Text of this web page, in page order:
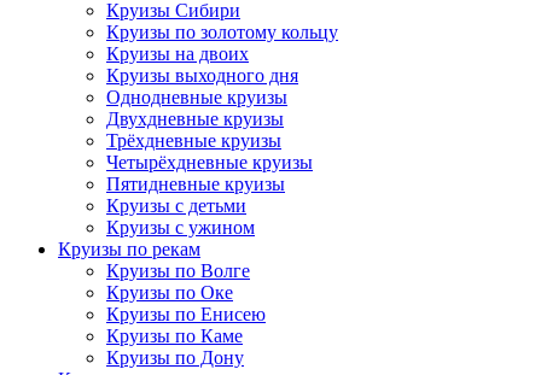
Круизы Сибири
Круизы по золотому кольцу
Круизы на двоих
Круизы выходного дня
Однодневные круизы
Двухдневные круизы
Трёхдневные круизы
Четырёхдневные круизы
Пятидневные круизы
Круизы с детьми
Круизы с ужином
Круизы по рекам
Круизы по Волге
Круизы по Оке
Круизы по Енисею
Круизы по Каме
Круизы по Дону